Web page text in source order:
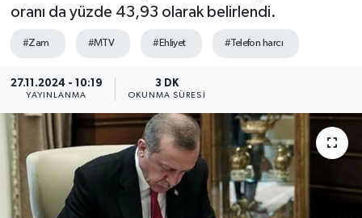
oranı da yüzde 43,93 olarak belirlendi.
#Zam #MTV #Ehliyet #Telefon harcı
27.11.2024 - 10:19
YAYINLANMA
3 DK
OKUNMA SÜRESI